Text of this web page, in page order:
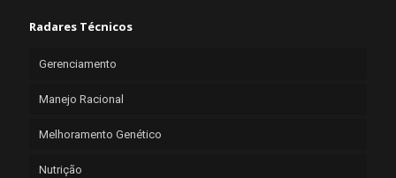
Radares Técnicos
Gerenciamento
Manejo Racional
Melhoramento Genético
Nutrição